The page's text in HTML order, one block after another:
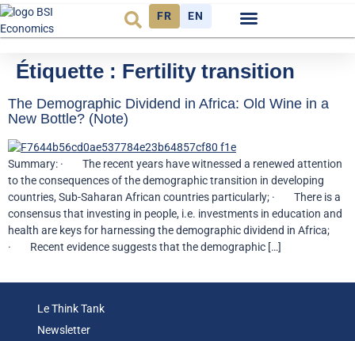
FR EN
Étiquette : Fertility transition
The Demographic Dividend in Africa: Old Wine in a
New Bottle? (Note)
Summary: · The recent years have witnessed a renewed attention
to the consequences of the demographic transition in developing
countries, Sub-Saharan African countries particularly; · There is a
consensus that investing in people, i.e. investments in education and
health are keys for harnessing the demographic dividend in Africa;
· Recent evidence suggests that the demographic […]
Le Think Tank
Newsletter